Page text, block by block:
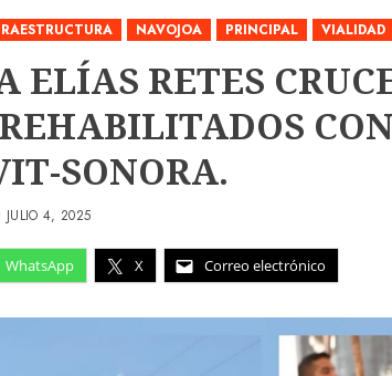
NAVOJOA PRINCIPAL VIALIDAD
ELÍAS RETES
SONORA.
WhatsApp X Correo electrónico
JULIO 4, 2025